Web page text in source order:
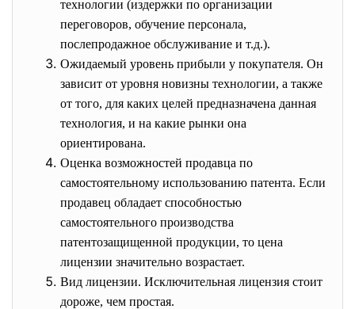
технологии (издержки по организации
переговоров, обучение персонала,
послепродажное обслуживание и т.д.).
Ожидаемый уровень прибыли у покупателя. Он
зависит от уровня новизны технологии, а также
от того, для каких целей предназначена данная
технология, и на какие рынки она
ориентирована.
Оценка возможностей продавца по
самостоятельному использованию патента. Если
продавец обладает способностью
самостоятельного производства
патентозащищенной продукции, то цена
лицензии значительно возрастает.
Вид лицензии. Исключительная лицензия стоит
дороже, чем простая.